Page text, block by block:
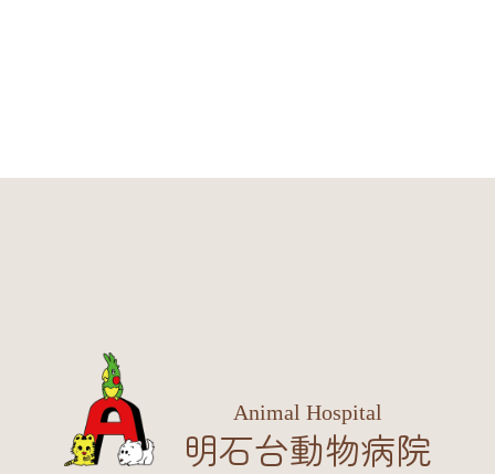
Animal Hospital
明石台動物病院